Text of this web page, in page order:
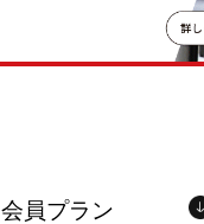
会員プラン